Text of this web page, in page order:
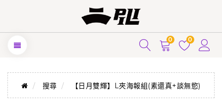
0 0
搜尋 【日月雙輝】L夾海報組(素還真+談無慾)